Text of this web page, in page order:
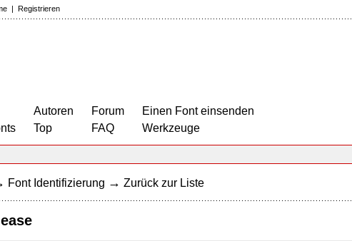
| Registrieren
Autoren
Top
Forum
FAQ
Einen Font einsenden
Werkzeuge
Font Identifizierung → Zurück zur Liste